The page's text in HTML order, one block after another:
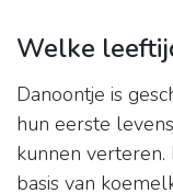
Welke
Danoontje is
hun eerste
kunnen verteren.
basis van